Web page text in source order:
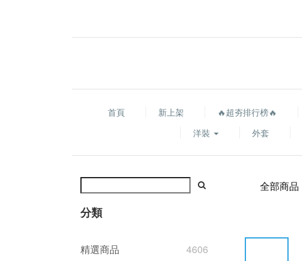
首頁 新上架 🔥超夯排行榜🔥
洋裝
外套
分類
精選商品
4606
全部商品